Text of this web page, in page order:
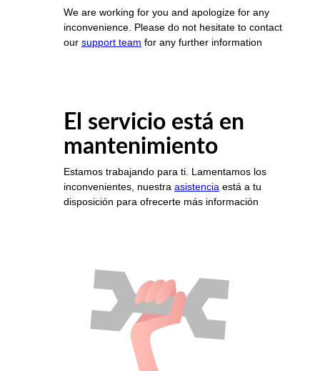
We are working for you and apologize for any
inconvenience. Please do not hesitate to contact
our support team for any further information
El servicio está en
mantenimiento
Estamos trabajando para ti. Lamentamos los
inconvenientes, nuestra asistencia está a tu
disposición para ofrecerte más información